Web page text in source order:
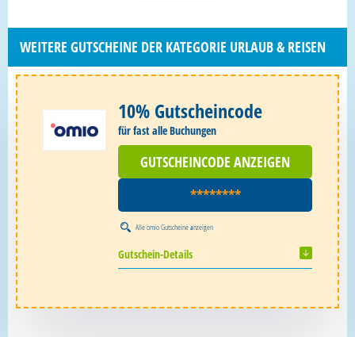
WEITERE GUTSCHEINE DER KATEGORIE URLAUB & REISEN
10% Gutscheincode
für fast alle Buchungen
GUTSCHEINCODE ANZEIGEN
********
Alleomio Gutscheineanzeigen
Gutschein-Details